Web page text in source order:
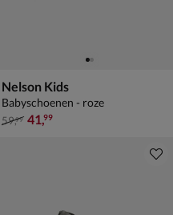
Nelson Kids
Babyschoenen - roze
van € 59,99 voor € 41,99
59,99 41,99